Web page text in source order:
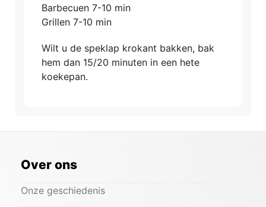
Barbecuen 7-10 min
Grillen 7-10 min
Wilt u de speklap krokant bakken, bak
hem dan 15/20 minuten in een hete
koekepan.
Over ons
Onze geschiedenis